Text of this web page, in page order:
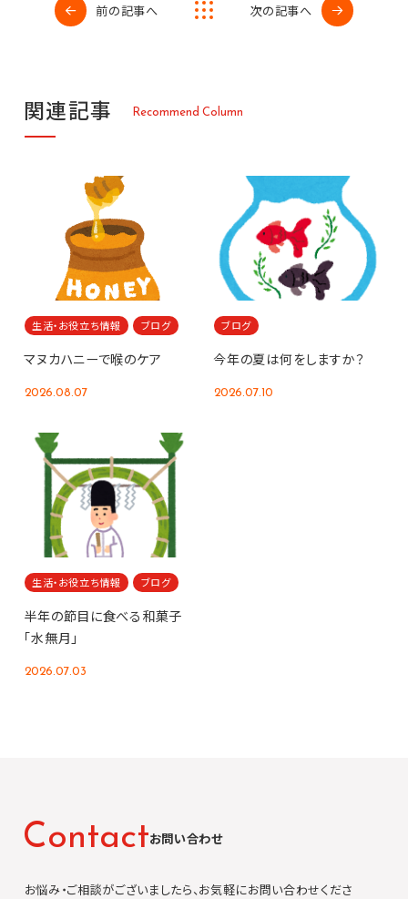
前の記事へ 次の記事へ
関連記事 Recommend Co lumn
生活・お役立ち情報 ブログ
マヌカハニーで喉のケア
2026.08.07
ブログ
今年の夏は何をしますか？
2026.07.10
生活・お役立ち情報 ブログ
半年の節目に食べる和菓子
「水無月」
2026.07.03
Contactお問い合わせ
お悩み・ご相談がございましたら、お気軽にお問い合わせくださ